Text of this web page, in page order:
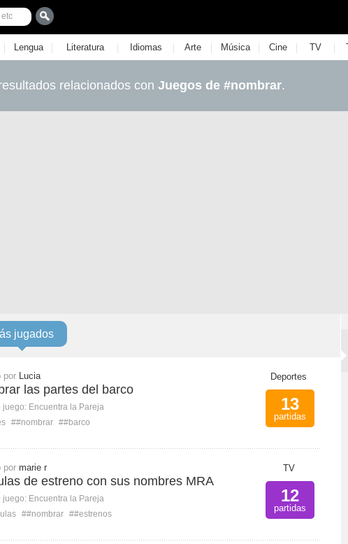
| Lengua | Literatura | Idiomas | Arte | Música | Cine | TV |
relacionados con Juegos de #nombrar.
jugados
por Lucia
las partes del barco
juego: Encuentra la Pareja
##nombrar ##barco
Deportes
13
partidas
por marie r
de estreno con sus nombres MRA
juego: Encuentra la Pareja
##nombrar ##estrenos
TV
12
partidas